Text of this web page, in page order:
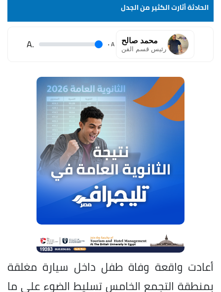
الحادثة أثارت الكثير من الجدل
محمد صالح
رئيس قسم الفن A
.
.A
أعادت واقعة وفاة طفل داخل سيارة مغلقة
بمنطقة التجمع الخامس تسليط الضوء على ما